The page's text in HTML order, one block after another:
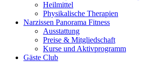
Heilmittel
Physikalische Therapien
Narzissen Panorama Fitness
Ausstattung
Preise & Mitgliedschaft
Kurse und Aktivprogramm
Gäste Club